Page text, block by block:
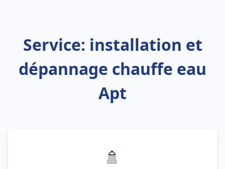
Service: installation et
dépannage chauffe eau
Apt
🚿